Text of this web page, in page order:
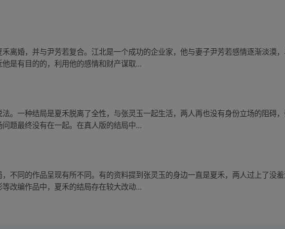
离婚，并与尹芳若复合。江北是一个成功的企业家，他与妻子尹芳若感情逐渐淡漠
是有目的的，利用他的感情和财产谋取...
。一种结局是夏禾脱离了全性，与张灵玉一起生活，两人再也没有身份立场的阻碍
题最终没有在一起。在真人版的结局中...
不同的作品呈现有所不同。有的资料提到张灵玉的身边一直是夏禾，两人过上了没
改编作品中，夏禾的结局存在较大改动...